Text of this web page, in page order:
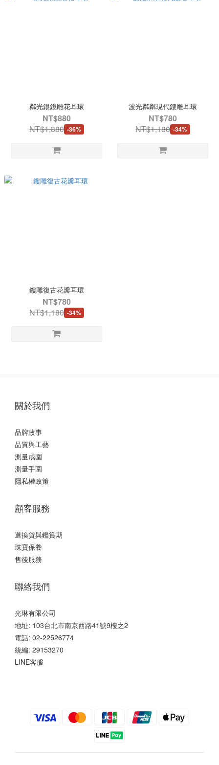
粼光銀鏡雕花耳環
NT$880
NT$1,380 -36%
波光粼粼現代鏤雕耳環
NT$780
NT$1,180 -34%
鏤雕復古花瓣耳環
NT$780
NT$1,180 -34%
關於我們
品牌故事
品質與工藝
測量戒圍
測量手圍
隱私權政策
顧客服務
退換貨與鑑賞期
珠寶保養
售後服務
聯絡我們
光琳有限公司
地址: 103台北市南京西路41號9樓之2
電話: 02-22526774
統編: 29153270
LINE客服